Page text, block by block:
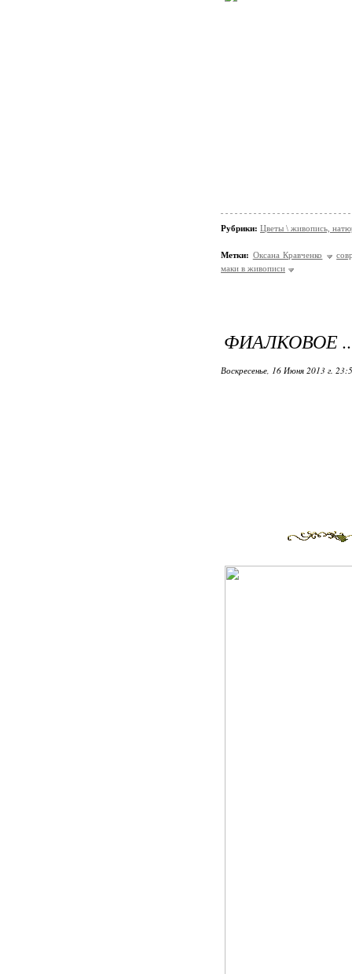
Рубрики: Цветы \ живопись,
Метки: Оксана Кравченко
маки в живописи
ФИАЛКОВОЕ
Воскресенье, 16 Июня 2013 г.